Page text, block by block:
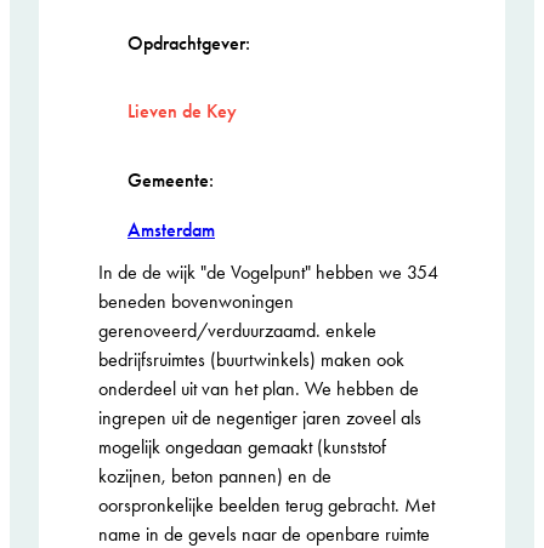
Opdrachtgever:
Lieven de Key
Gemeente:
Amsterdam
In de de wijk "de Vogelpunt" hebben we 354
beneden bovenwoningen
gerenoveerd/verduurzaamd. enkele
bedrijfsruimtes (buurtwinkels) maken ook
onderdeel uit van het plan. We hebben de
ingrepen uit de negentiger jaren zoveel als
mogelijk ongedaan gemaakt (kunststof
kozijnen, beton pannen) en de
oorspronkelijke beelden terug gebracht. Met
name in de gevels naar de openbare ruimte